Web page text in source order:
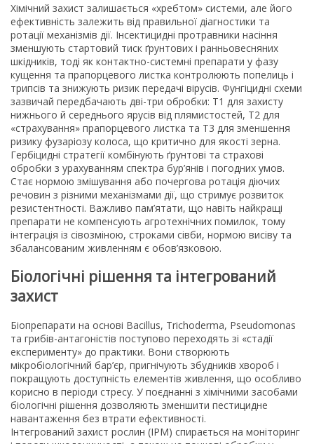
Хімічний захист залишається «хребтом» системи, але його
ефективність залежить від правильної діагностики та
ротації механізмів дії. Інсектицидні протравники насіння
зменшують стартовий тиск ґрунтових і ранньовесняних
шкідників, тоді як контактно-системні препарати у фазу
кущення та прапорцевого листка контролюють попелиць і
трипсів та знижують ризик передачі вірусів. Фунгіцидні схеми
зазвичай передбачають дві-три обробки: Т1 для захисту
нижнього й середнього ярусів від плямистостей, Т2 для
«страхування» прапорцевого листка та Т3 для зменшення
ризику фузаріозу колоса, що критично для якості зерна.
Гербіцидні стратегії комбінують ґрунтові та страхові
обробки з урахуванням спектра бур’янів і погодних умов.
Стає нормою змішування або почергова ротація діючих
речовин з різними механізмами дії, що стримує розвиток
резистентності. Важливо пам’ятати, що навіть найкращі
препарати не компенсують агротехнічних помилок, тому
інтеграція із сівозміною, строками сівби, нормою висіву та
збалансованим живленням є обов’язковою.
Біологічні рішення та інтегрований
захист
Біопрепарати на основі Bacillus, Trichoderma, Pseudomonas
та грибів-антагоністів поступово переходять зі «стадії
експерименту» до практики. Вони створюють
мікробіологічний бар’єр, пригнічують збудників хвороб і
покращують доступність елементів живлення, що особливо
корисно в періоди стресу. У поєднанні з хімічними засобами
біологічні рішення дозволяють зменшити пестицидне
навантаження без втрати ефективності.
Інтегрований захист рослин (IPM) спирається на моніторинг